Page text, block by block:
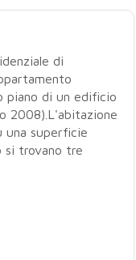
di
piano di un edificio
2008).L'abitazione
una superficie
si trovano tre